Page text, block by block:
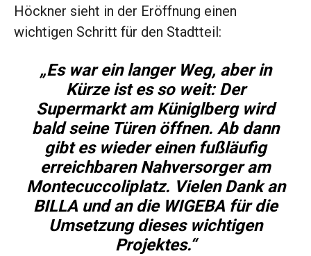
Höckner sieht in der Eröffnung einen
wichtigen Schritt für den Stadtteil:
„Es war ein langer Weg, aber in
Kürze ist es so weit: Der
Supermarkt am Küniglberg wird
bald seine Türen öffnen. Ab dann
gibt es wieder einen fußläufig
erreichbaren Nahversorger am
Montecuccoliplatz. Vielen Dank an
BILLA und an die WIGEBA für die
Umsetzung dieses wichtigen
Projektes.“